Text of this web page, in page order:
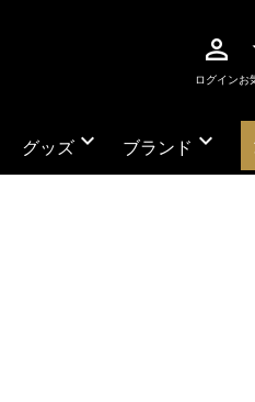
perm_identity
ログインお
グッズ expand_more ブランド expand_more